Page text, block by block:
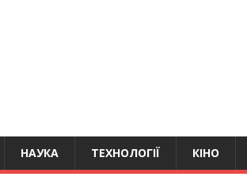
НАУКА ТЕХНОЛОГІЇ КІНО